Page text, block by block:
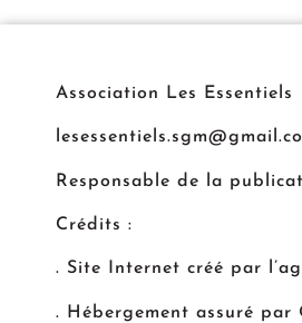
Association Les Essentiels
Responsable de la
Crédits :
. Site Internet créé par
. Hébergement assuré par